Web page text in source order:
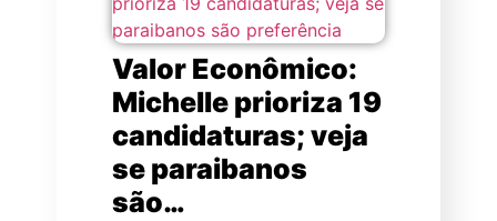
Valor Econômico:
Michelle prioriza 19
candidaturas; veja
se paraibanos
são…